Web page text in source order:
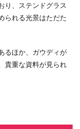
り、ステンドグラス
られる光景はただた
るほか、ガウディが
貴重な資料が見られ